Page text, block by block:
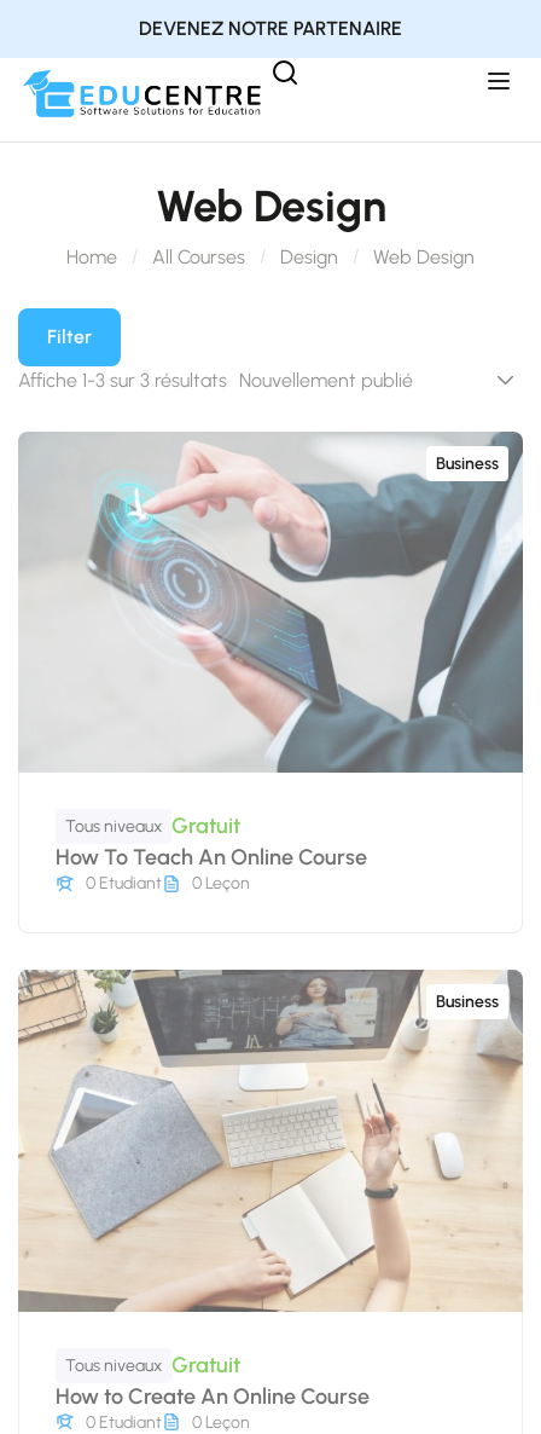
DEVENEZ NOTRE PARTENAIRE
Web Design
Home All Courses Design Web Design
Filter
Affiche 1-3 sur 3 résultats
Business
Tous niveaux Gratuit
How To Teach An Online Course
0 Etudiant 0 Leçon
Business
Tous niveaux Gratuit
How to Create An Online Course
0 Etudiant 0 Leçon